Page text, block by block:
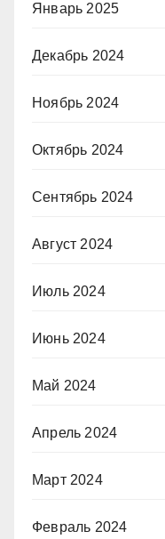
Январь 2025
Декабрь 2024
Ноябрь 2024
Октябрь 2024
Сентябрь 2024
Август 2024
Июль 2024
Июнь 2024
Май 2024
Апрель 2024
Март 2024
Февраль 2024